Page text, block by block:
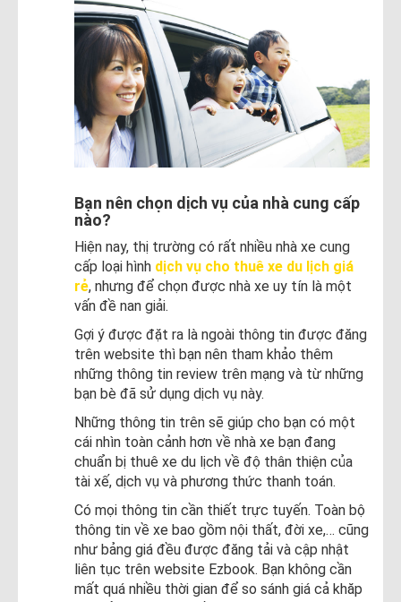
Bạn nên chọn dịch vụ của nhà cung cấp
nào?
Hiện nay, thị trường có rất nhiều nhà xe cung
cấp loại hình dịch vụ cho thuê xe du lịch giá
rẻ, nhưng để chọn được nhà xe uy tín là một
vấn đề nan giải.
Gợi ý được đặt ra là ngoài thông tin được đăng
trên website thì bạn nên tham khảo thêm
những thông tin review trên mạng và từ những
bạn bè đã sử dụng dịch vụ này.
Những thông tin trên sẽ giúp cho bạn có một
cái nhìn toàn cảnh hơn về nhà xe bạn đang
chuẩn bị thuê xe du lịch về độ thân thiện của
tài xế, dịch vụ và phương thức thanh toán.
Có mọi thông tin cần thiết trực tuyến. Toàn bộ
thông tin về xe bao gồm nội thất, đời xe,… cũng
như bảng giá đều được đăng tải và cập nhật
liên tục trên website Ezbook. Bạn không cần
mất quá nhiều thời gian để so sánh giá cả khăp